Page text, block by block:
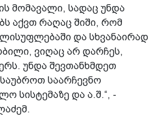
მომავალი, სადაც უნდა
აქვთ რაღაც შიში, რომ
და სხვანაირად
ვიღაც არ დარჩეს,
უნდა შევთანხმდეთ
საარჩევნო
სისტემაზე და ა.შ.“, -